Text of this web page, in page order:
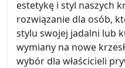
estetykę i styl naszych
rozwiązanie dla osób,
stylu swojej jadalni lub
wymiany na nowe
wybór dla właścicieli